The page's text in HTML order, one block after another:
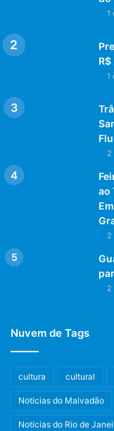
1
1
2
ao
2
2
Nuvem de Tags
cultura cultural
Noticias do Malvadão
Noticias do Rio de